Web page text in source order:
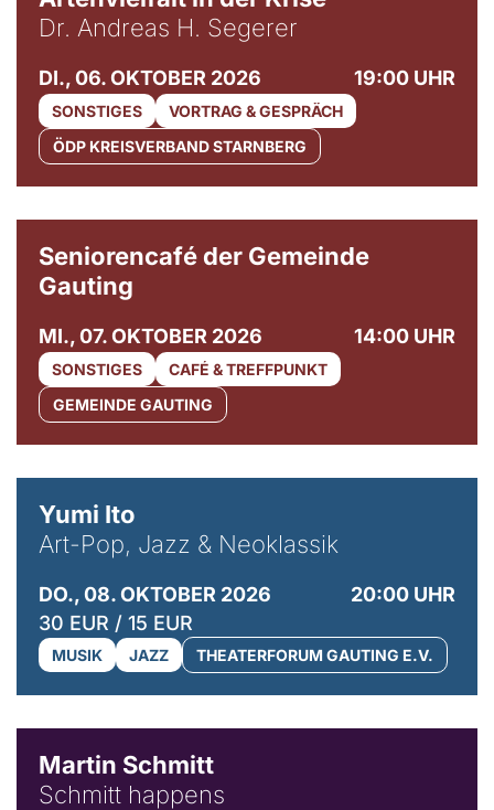
Dr. Andreas H. Segerer
DI., 06. OKTOBER 2026 19:00 UHR
SONSTIGES
VORTRAG & GESPRÄCH
ÖDP KREISVERBAND STARNBERG
Seniorencafé der Gemeinde
Gauting
MI., 07. OKTOBER 2026 14:00 UHR
SONSTIGES
CAFÉ & TREFFPUNKT
GEMEINDE GAUTING
Yumi Ito
Art-Pop, Jazz & Neoklassik
DO., 08. OKTOBER 2026
20:00 UHR
30 EUR / 15 EUR
MUSIK JAZZ THEATERFORUM GAUTING E.V.
Martin Schmitt
Schmitt happens